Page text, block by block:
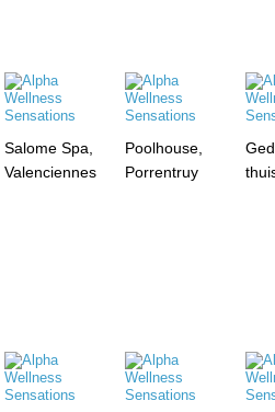
Salome Spa,
Valenciennes
Poolhouse,
Porrentruy